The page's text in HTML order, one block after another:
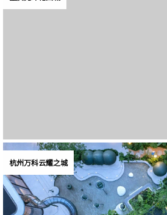
杭州万科云耀之城